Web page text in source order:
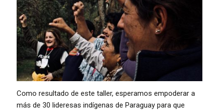
Como resultado de este taller, esperamos empoderar a
más de 30 lideresas indígenas de Paraguay para que